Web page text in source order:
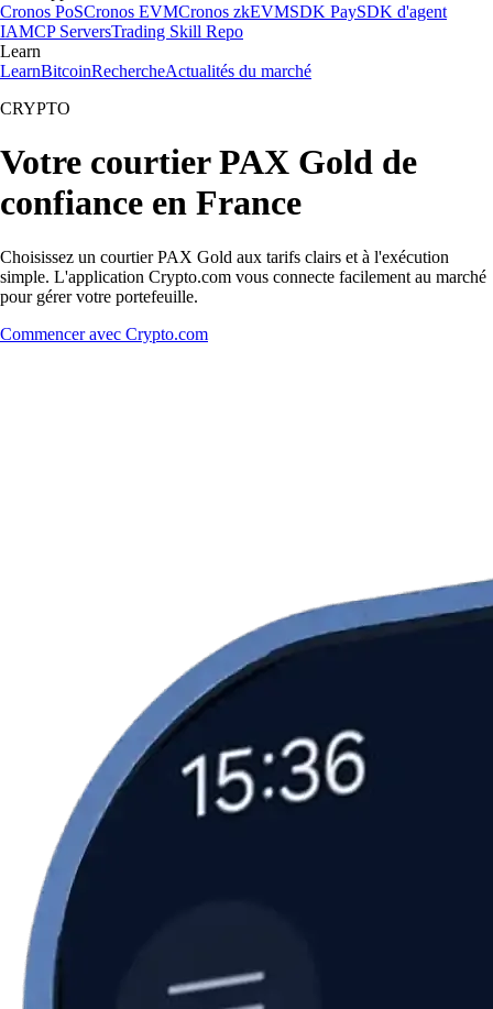
Cronos PoSCronos EVMCronos zkEVMSDK PaySDK d'agent
IAMCP ServersTrading Skill Repo
Learn
LearnBitcoinRechercheActualités du marché
CRYPTO
Votre courtier PAX Gold de
confiance en France
Choisissez un courtier PAX Gold aux tarifs clairs et à l'exécution
simple. L'application Crypto.com vous connecte facilement au marché
pour gérer votre portefeuille.
Commencer avec Crypto.com